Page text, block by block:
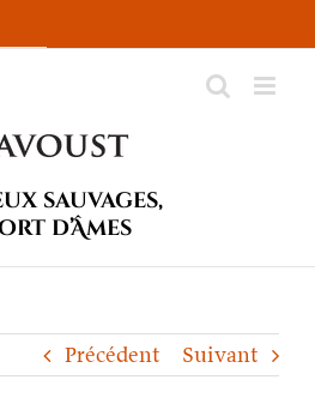
sauvages,
d’Âmes
Précédent Suivant